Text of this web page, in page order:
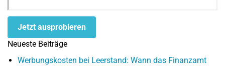
Jetzt ausprobieren
Neueste Beiträge
Werbungskosten bei Leerstand: Wann das Finanzamt